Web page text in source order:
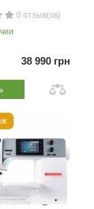
0 отзыв(ов)
38 990 грн